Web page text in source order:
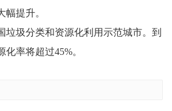
幅提升。
垃圾分类和资源化利用示范城市。到
化率将超过45%。